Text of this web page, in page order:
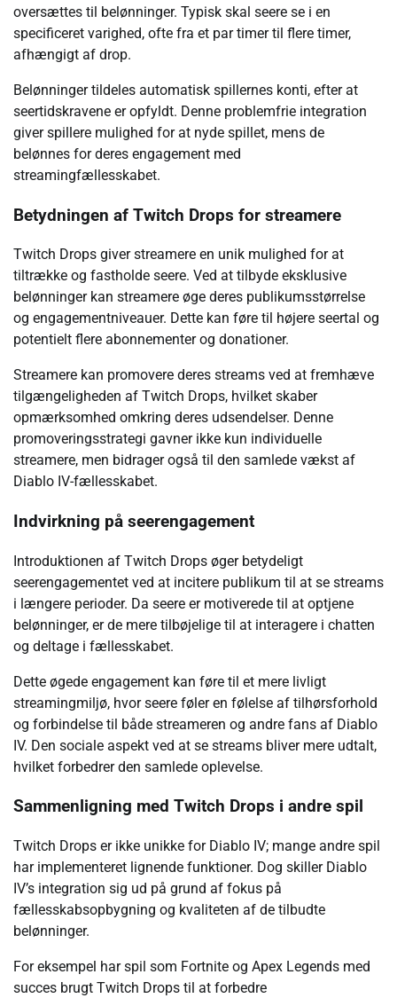
oversættes til belønninger. Typisk skal seere se i en
specificeret varighed, ofte fra et par timer til flere timer,
afhængigt af drop.
Belønninger tildeles automatisk spillernes konti, efter at
seertidskravene er opfyldt. Denne problemfrie integration
giver spillere mulighed for at nyde spillet, mens de
belønnes for deres engagement med
streamingfællesskabet.
Betydningen af Twitch Drops for streamere
Twitch Drops giver streamere en unik mulighed for at
tiltrække og fastholde seere. Ved at tilbyde eksklusive
belønninger kan streamere øge deres publikumsstørrelse
og engagementniveauer. Dette kan føre til højere seertal og
potentielt flere abonnementer og donationer.
Streamere kan promovere deres streams ved at fremhæve
tilgængeligheden af Twitch Drops, hvilket skaber
opmærksomhed omkring deres udsendelser. Denne
promoveringsstrategi gavner ikke kun individuelle
streamere, men bidrager også til den samlede vækst af
Diablo IV-fællesskabet.
Indvirkning på seerengagement
Introduktionen af Twitch Drops øger betydeligt
seerengagementet ved at incitere publikum til at se streams
i længere perioder. Da seere er motiverede til at optjene
belønninger, er de mere tilbøjelige til at interagere i chatten
og deltage i fællesskabet.
Dette øgede engagement kan føre til et mere livligt
streamingmiljø, hvor seere føler en følelse af tilhørsforhold
og forbindelse til både streameren og andre fans af Diablo
IV. Den sociale aspekt ved at se streams bliver mere udtalt,
hvilket forbedrer den samlede oplevelse.
Sammenligning med Twitch Drops i andre spil
Twitch Drops er ikke unikke for Diablo IV; mange andre spil
har implementeret lignende funktioner. Dog skiller Diablo
IV’s integration sig ud på grund af fokus på
fællesskabsopbygning og kvaliteten af de tilbudte
belønninger.
For eksempel har spil som Fortnite og Apex Legends med
succes brugt Twitch Drops til at forbedre